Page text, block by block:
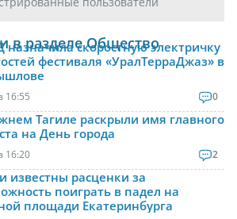
в разделе Общество
назначила скоростную электричку
фестиваля «УралТерраДжаз» в
16:55 0
Тагиле раскрыли имя главного
на День города
16:20 2
известны расценки за
поиграть в падел на
площади Екатеринбурга